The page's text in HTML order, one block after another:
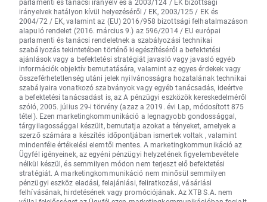
parlamenti és tanácsi irányelv és a 2003/124 / EK bizottsági
irányelvek hatályon kívül helyezéséről / EK, 2003/125 / EK és
2004/72 / EK, valamint az (EU) 2016/958 bizottsági felhatalmazáson
alapuló rendelet (2016. március 9.) az 596/2014 / EU európai
parlamenti és tanácsi rendeletnek a szabályozási technikai
szabályozás tekintetében történő kiegészítéséről a befektetési
ajánlások vagy a befektetési stratégiát javasló vagy javasló egyéb
információk objektív bemutatására, valamint az egyes érdekek vagy
összeférhetetlenség utáni jelek nyilvánosságra hozatalának technikai
szabályaira vonatkozó szabványok vagy egyéb tanácsadás, ideértve
a befektetési tanácsadást is, az A pénzügyi eszközök kereskedelméről
szóló, 2005. július 29-i törvény (azaz a 2019. évi Lap, módosított 875
tétel). Ezen marketingkommunikáció a legnagyobb gondossággal,
tárgyilagossággal készült, bemutatja azokat a tényeket, amelyek a
szerző számára a készítés időpontjában ismertek voltak , valamint
mindenféle értékelési elemtől mentes. A marketingkommunikáció az
Ügyfél igényeinek, az egyéni pénzügyi helyzetének figyelembevétele
nélkül készül, és semmilyen módon nem terjeszt elő befektetési
stratégiát. A marketingkommunikáció nem minősül semmilyen
pénzügyi eszköz eladási, felajánlási, feliratkozási, vásárlási
felhívásának, hirdetésének vagy promóciójának. Az XTB S.A. nem